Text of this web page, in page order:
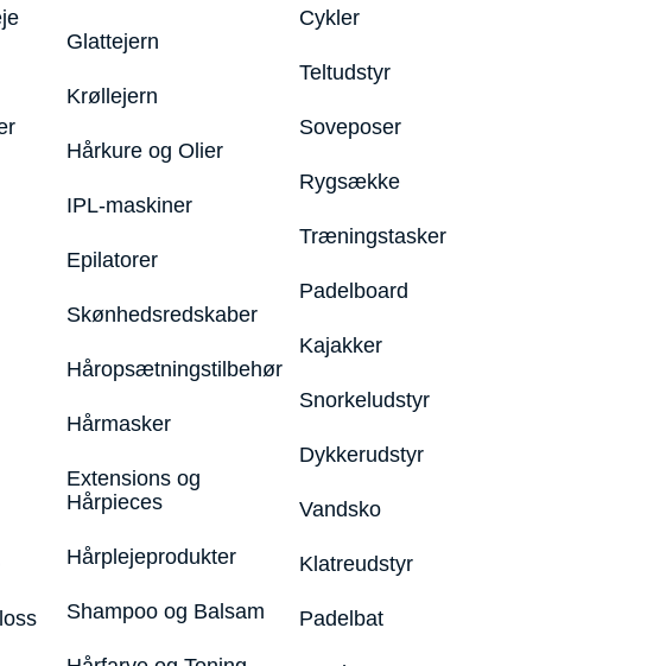
Glattejern
Krøllejern
Hårkure og Olier
IPL-maskiner
Epilatorer
Skønhedsredskaber
Håropsætningstilbehør
Hårmasker
Extensions og
Hårpieces
Hårplejeprodukter
Shampoo og Balsam
Cykler
Teltudstyr
Soveposer
Rygsække
Træningstasker
Padelboard
Kajakker
Snorkeludstyr
Dykkerudstyr
Vandsko
Klatreudstyr
Padelbat